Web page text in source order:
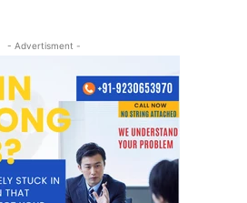
- Advertisment -